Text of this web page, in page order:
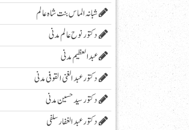
شبانہ الماس بنت شاہ عالم
دکتور نوح عالم مدنی
عبد العظیم مدنی
دکتور عبد الغنی القوفی مدنی
دکتور سید حسین مدنی
دکتور عبدالغفار سلفی